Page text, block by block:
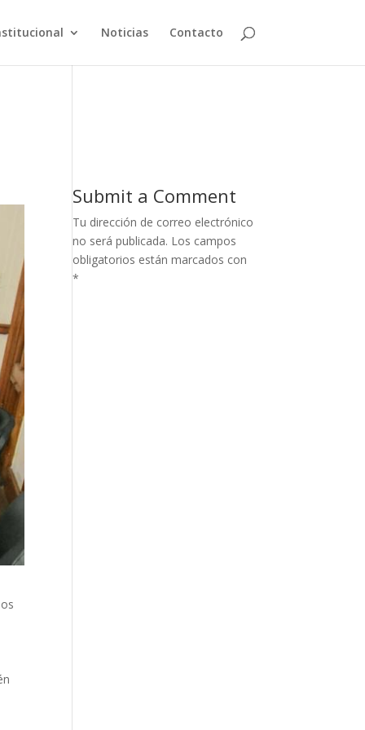
Noticias Contacto
Submit a Comment
Tu dirección de correo electrónico
no será publicada. Los campos
obligatorios están marcados con
*